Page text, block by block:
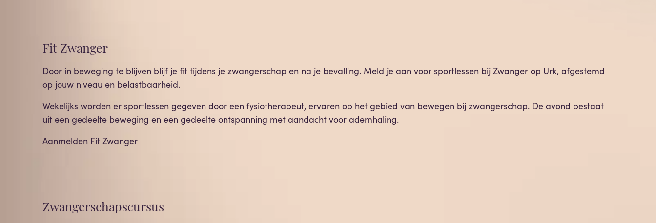
Fit Zwanger
Door in beweging te blijven blijf je fit tijdens je zwangerschap en na je bevalling. Meld je aan voor sportlessen bij Zwanger op Urk, afgestemd
op jouw niveau en belastbaarheid.
Wekelijks worden er sportlessen gegeven door een fysiotherapeut, ervaren op het gebied van bewegen bij zwangerschap. De avond bestaat
uit een gedeelte beweging en een gedeelte ontspanning met aandacht voor ademhaling.
Aanmelden Fit Zwanger
Zwangerschapscursus